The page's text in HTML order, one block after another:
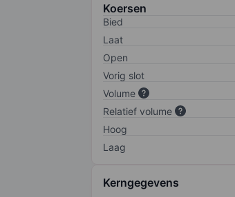
Koersen
Bied
Laat
Open
Vorig slot
Volume
Relatief volume
Hoog
Laag
Kerngegevens